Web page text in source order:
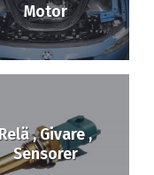
Motor
Relä , Givare ,
Sensorer